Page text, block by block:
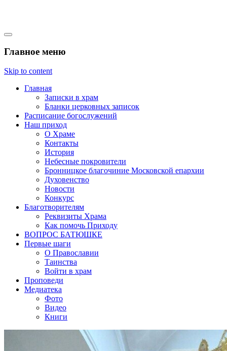
Михайло-Архангельский
храм село Константиново
Главное меню
Skip to content
Главная
Записки в храм
Бланки церковных записок
Расписание богослужений
Наш приход
О Храме
Контакты
История
Небесные покровители
Бронницкое благочиние Московской епархии
Духовенство
Новости
Конкурс
Благотворителям
Реквизиты Храма
Как помочь Приходу
ВОПРОС БАТЮШКЕ
Первые шаги
О Православии
Таинства
Войти в храм
Проповеди
Медиатека
Фото
Видео
Книги